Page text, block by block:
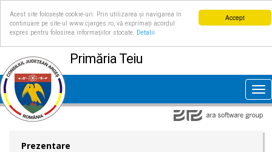
Accept
Acest site folosește cookie-uri. Prin utilizarea și navigarea în
continuare pe site-ul www.cjarges.ro, vă exprimați acordul
expres pentru folosirea informațiilor stocate.
Detalii
Primăria Teiu
Prezentare